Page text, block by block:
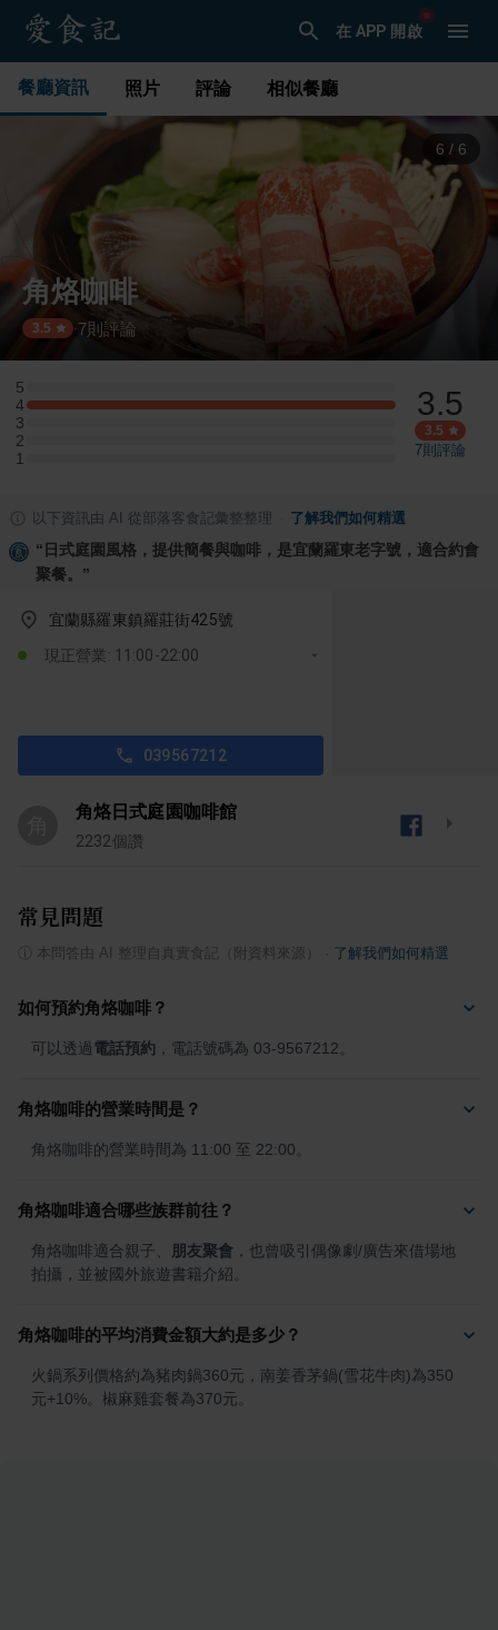
在 APP 開啟
餐廳資訊 照片 評論 相似餐廳
1 / 6
角烙咖啡
3.5 ·7則評論
5
5 星：0 則評論
4
4 星：1 則評論
3
3 星：0 則評論
2
2 星：0 則評論
1
1 星：0 則評論
3.5
3.5
7則評論
以下資訊由 AI 從部落客食記彙整整理 了解我們如何精選
“ 日式庭園風格，提供簡餐與咖啡，是宜蘭羅東老字號，適合約會
聚餐。 ”
宜蘭縣羅東鎮羅莊街425號
現正營業: 11:00-22:00
039567212
角烙日式庭園咖啡館
2232個讚
常見問題
本問答由 AI 整理自真實食記（附資料來源） 了解我們如何精選
如何預約角烙咖啡？
可以透過電話預約 ，電話號碼為 03-9567212。
角烙咖啡的營業時間是？
角烙咖啡的營業時間為 11:00 至 22:00。
角烙咖啡適合哪些族群前往？
角烙咖啡適合親子、 朋友聚會 ，也曾吸引偶像劇/廣告來借場地
拍攝，並被國外旅遊書籍介紹。
角烙咖啡的平均消費金額大約是多少？
火鍋系列價格約為豬肉鍋360元，南姜香茅鍋(雪花牛肉)為350
元+10%。椒麻雞套餐為370元。